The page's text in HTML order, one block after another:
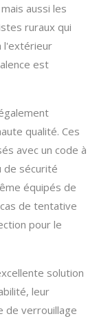
aussi les
ruraux qui
l'extérieur
est
qualité. Ces
avec un code à
de sécurité
équipés de
de tentative
pour le
solution
leur
de verrouillage